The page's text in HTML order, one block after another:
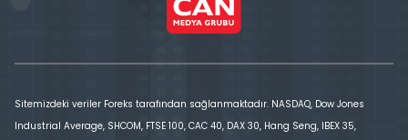
Sitemizdeki veriler Foreks tarafından sağlanmaktadır. NASDAQ, Dow Jones
Industrial Average, SHCOM, FTSE 100, CAC 40, DAX 30, Hang Seng, IBEX 35,